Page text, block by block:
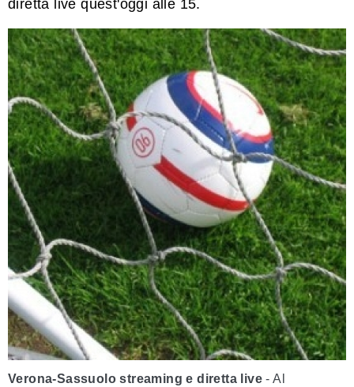
diretta live quest'oggi alle 15.
Verona-Sassuolo streaming e diretta live - Al